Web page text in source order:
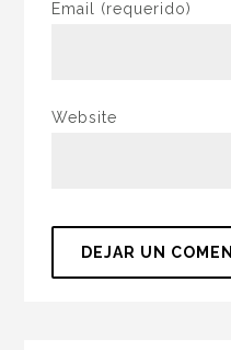
Email (requerido)
Website